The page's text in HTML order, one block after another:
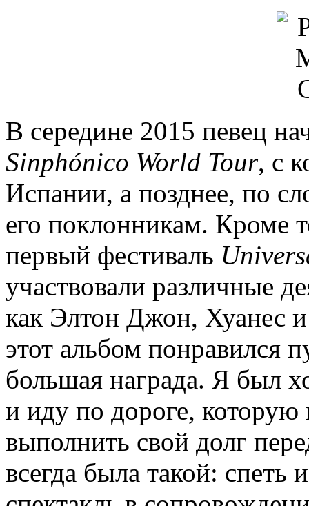
В середине 2015 певец
Sinphónico World Tour, с
Испании, а позднее, по
его поклонникам. Кроме
первый фестиваль
участвовали различные
как Элтон Джон, Хуанес
этот альбом понравился
большая награда. Я был
и иду по дороге, которую
выполнить свой долг
всегда была такой: спеть